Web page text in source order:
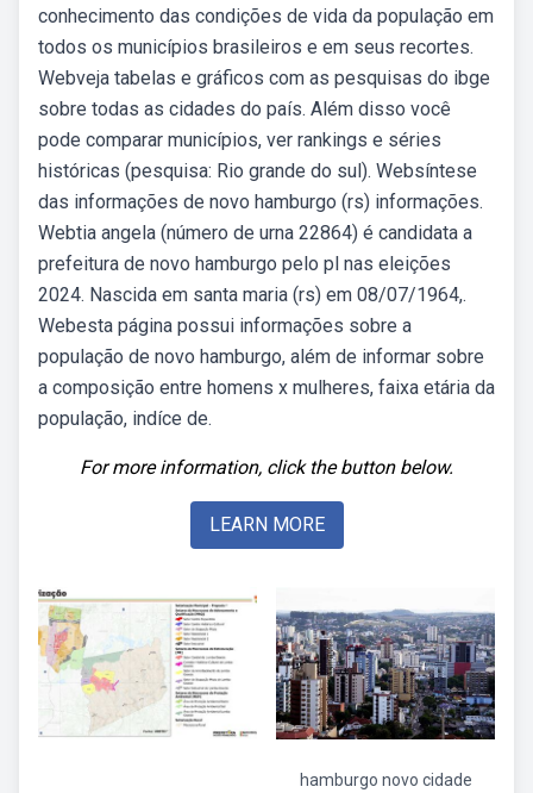
conhecimento das condições de vida da população em
todos os municípios brasileiros e em seus recortes.
Webveja tabelas e gráficos com as pesquisas do ibge
sobre todas as cidades do país. Além disso você
pode comparar municípios, ver rankings e séries
históricas (pesquisa: Rio grande do sul). Websíntese
das informações de novo hamburgo (rs) informações.
Webtia angela (número de urna 22864) é candidata a
prefeitura de novo hamburgo pelo pl nas eleições
2024. Nascida em santa maria (rs) em 08/07/1964,.
Webesta página possui informações sobre a
população de novo hamburgo, além de informar sobre
a composição entre homens x mulheres, faixa etária da
população, indíce de.
For more information, click the button below.
LEARN MORE
hamburgo novo cidade